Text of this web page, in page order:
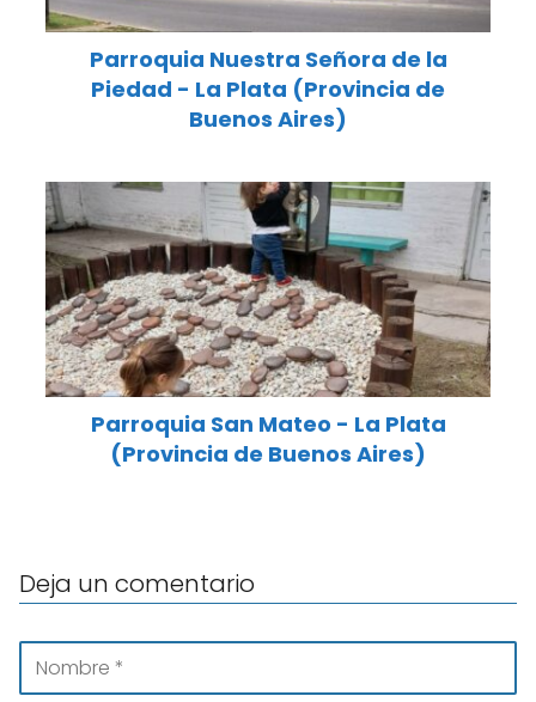
Parroquia Nuestra Señora de la
Piedad - La Plata (Provincia de
Buenos Aires)
Parroquia San Mateo - La Plata
(Provincia de Buenos Aires)
Deja un comentario